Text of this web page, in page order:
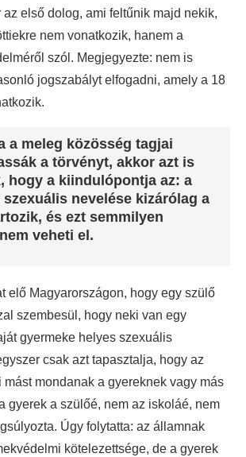
az első dolog, ami feltűnik majd nekik,
nem vonatkozik, hanem a
szól. Megjegyezte: nem is
jogszabályt elfogadni, amely a 18
a meleg közösség tagjai
a törvényt, akkor azt is
hogy a kiindulópontja az: a
nevelése kizárólag a
és ezt semmilyen
veheti el.
elő Magyarországon, hogy egy szülő
szembesül, hogy neki van egy
gyermeke helyes szexuális
csak azt tapasztalja, hogy az
mondanak a gyereknek vagy más
gyerek a szülőé, nem az iskoláé, nem
Úgy folytatta: az államnak
kötelezettsége, de a gyerek